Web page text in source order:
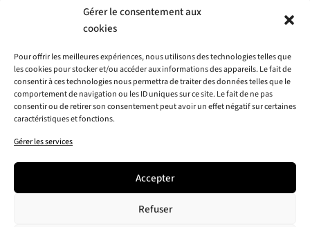
Gérer le consentement aux
cookies
Pour offrir les meilleures expériences, nous utilisons des technologies telles que
les cookies pour stocker et/ou accéder aux informations des appareils. Le fait de
consentir à ces technologies nous permettra de traiter des données telles que le
comportement de navigation ou les ID uniques sur ce site. Le fait de ne pas
consentir ou de retirer son consentement peut avoir un effet négatif sur certaines
caractéristiques et fonctions.
Gérer les services
Accepter
Refuser
Votre adresse e-mail est uniquement utilisée pour vous envoyer
notre newsletter et des informations sur les activités d'ATLAS.
la newsletter.
J'acceptela politique de confidentialité